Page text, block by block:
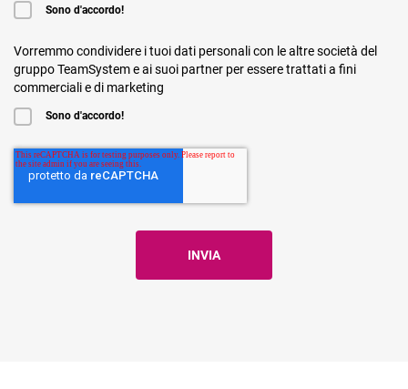
Sono d'accordo!
Vorremmo condividere i tuoi dati personali con le altre società del
gruppo TeamSystem e ai suoi partner per essere trattati a fini
commerciali e di marketing
Sono d'accordo!